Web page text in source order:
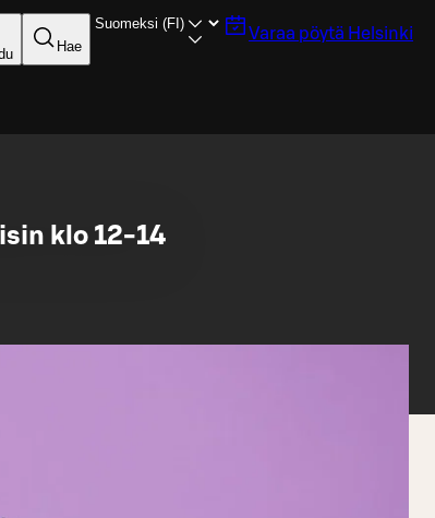
Hae
Varaa pöytä Helsinki
klo 12-14